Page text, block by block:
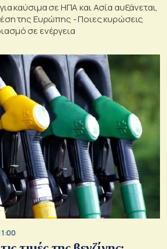
καύσιμα σε ΗΠΑ και Ασία αυξάνεται,
της Ευρώπης - Ποιες κυρώσεις
σε ενέργεια